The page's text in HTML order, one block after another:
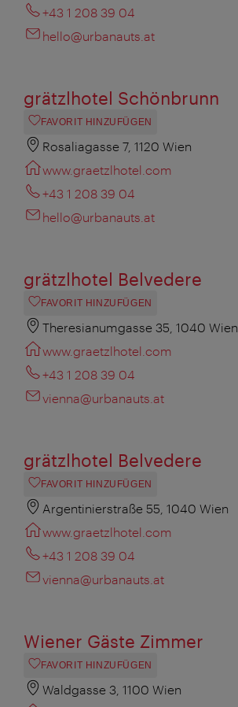
+43 1 208 39 04
hello@urbanauts.at
grätzlhotel Schönbrunn
FAVORIT HINZUFÜGEN
Rosaliagasse 7, 1120 Wien
www.graetzlhotel.com
+43 1 208 39 04
hello@urbanauts.at
grätzlhotel Belvedere
FAVORIT HINZUFÜGEN
Theresianumgasse 35, 1040 Wien
www.graetzlhotel.com
+43 1 208 39 04
vienna@urbanauts.at
grätzlhotel Belvedere
FAVORIT HINZUFÜGEN
Argentinierstraße 55, 1040 Wien
www.graetzlhotel.com
+43 1 208 39 04
vienna@urbanauts.at
Wiener Gäste Zimmer
FAVORIT HINZUFÜGEN
Waldgasse 3, 1100 Wien